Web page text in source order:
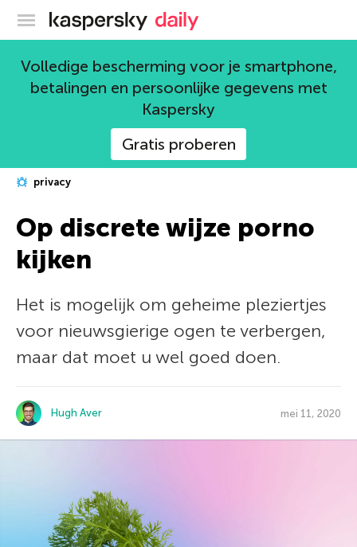
Kaspersky official blog
Volledige bescherming voor je smartphone,
betalingen en persoonlijke gegevens met
Kaspersky
Gratis proberen
privacy
Op discrete wijze porno
kijken
Het is mogelijk om geheime pleziertjes
voor nieuwsgierige ogen te verbergen,
maar dat moet u wel goed doen.
Hugh Aver mei 11, 2020